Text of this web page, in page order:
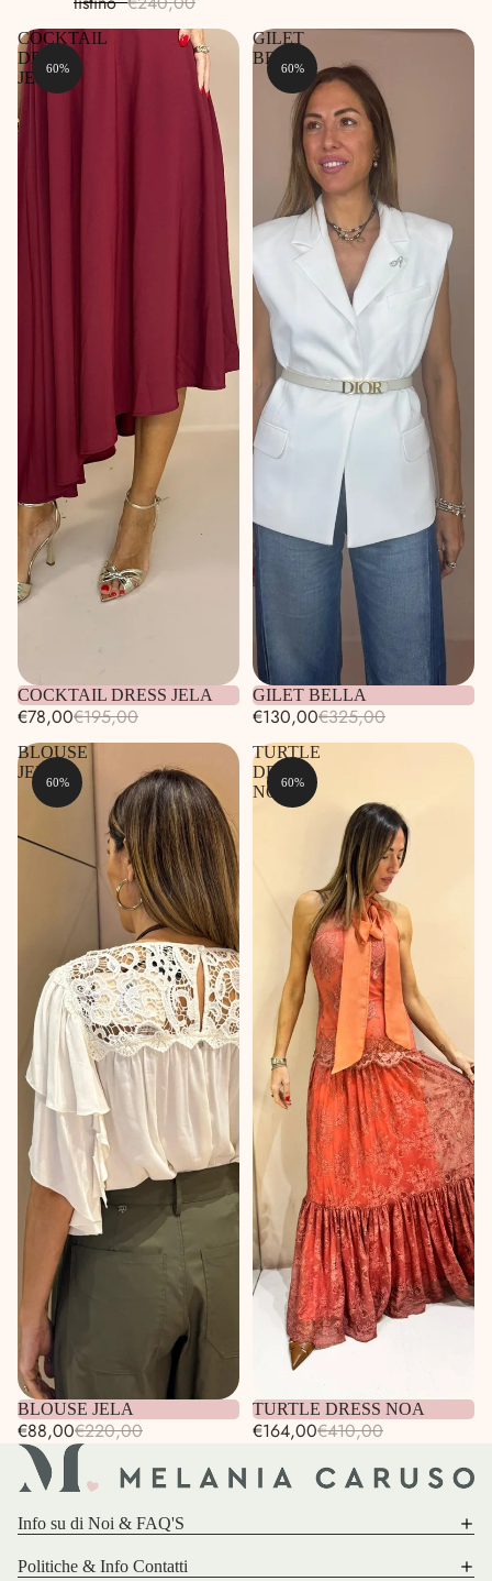
COCKTAIL
DRESS
JELA
Esaurito
60%
COCKTAIL DRESS JELA
€78,00€195,00
GILET
BELLA
Esaurito
60%
GILET BELLA
€130,00€325,00
BLOUSE
JELA
Esaurito
60%
BLOUSE JELA
€88,00€220,00
TURTLE
DRESS
NOA
Esaurito
60%
TURTLE DRESS NOA
€164,00€410,00
Info su di Noi & FAQ'S
Politiche & Info Contatti